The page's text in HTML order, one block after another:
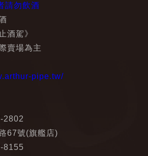
請勿飲酒
酒駕》
賣場為主
pipe.tw/
2802
67號(旗艦店)
8155